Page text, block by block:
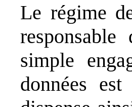
Le régime
simple
données